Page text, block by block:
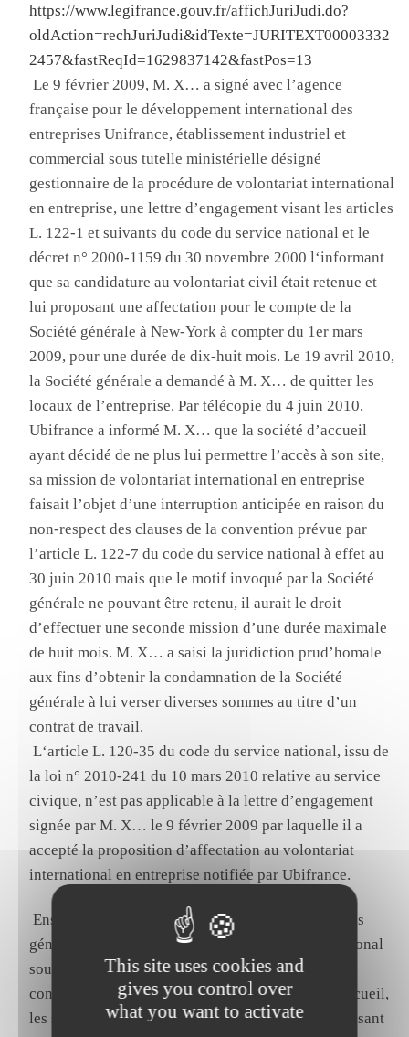
https://www.legifrance.gouv.fr/affichJuriJudi.do?
oldAction=rechJuriJudi&idTexte=JURITEXT00003332
2457&fastReqId=1629837142&fastPos=13
Le 9 février2009, M. X… a signé avec l’agence
française pour le développement international des
entreprisesUnifrance, établissement industriel et
commercial sous tutelle ministérielle désigné
gestionnaire de la procédure de volontariat international
en entreprise, une lettre d’engagement visant les articles
L. 122-1 et suivants du code du service national et le
décret n° 2000-1159 du 30 novembre2000 l‘informant
que sa candidature au volontariat civil était retenue et
lui proposant une affectation pour le compte de la
Société générale à New-York à compter du 1er mars
2009, pour une durée de dix-huit mois. Le 19 avril 2010,
la Société générale a demandé à M. X… de quitter les
locaux de l’entreprise. Par télécopie du 4 juin 2010,
Ubifrance a informé M. X… que la société d’accueil
ayant décidé de ne plus lui permettre l’accès à son site,
sa mission de volontariat international en entreprise
faisait l’objet d’une interruption anticipée en raison du
non-respect des clauses de la convention prévue par
l’article L. 122-7 du code du service national à effet au
30 juin 2010 mais que le motif invoqué par la Société
générale ne pouvant être retenu, il aurait le droit
d’effectuer une seconde mission d’une durée maximale
de huit mois.M. X… a saisi la juridiction prud’homale
aux fins d’obtenir la condamnation de la Société
générale à lui verser diverses sommes au titre d’un
contrat de travail.
L‘article L. 120-35 du code du service national, issu de
la loi n° 2010-241 du 10 mars 2010 relative au service
civique, n’est pas applicable à la lettre d’engagement
signée par M. X… le 9 février 2009 par laquelle il a
accepté la proposition d’affectation au volontariat
international en entreprise notifiée parUbifrance.
Ensuite, ayant relevé qu’il ressortait des conditions
générales de l’engagement de volontariat international
souscrit par M. X… qu’il n’y avait aucun lien
contractuel entre le volontaire et l’organisme d’accueil,
les seuls liens contractuels existant étant ceux unissant
This site uses cookies and
gives you control over
what you want to activate